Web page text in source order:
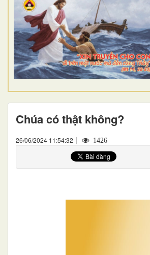
Chúa có thật không?
26/06/2024 11:54:32 | 1426